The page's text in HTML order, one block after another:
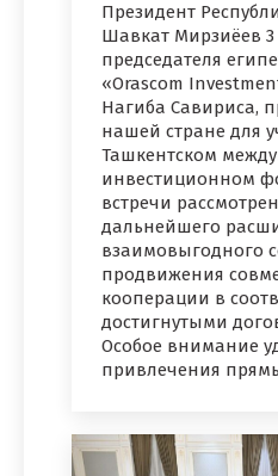
Президент
Шавкат Мирзиёев
председателя
«Orascom
Нагиба Савириса,
нашей стране для
Ташкентском
инвестиционном
встречи
дальнейшего
взаимовыгодного
продвижения
кооперации в
достигнутыми
Особое внимание
привлечения